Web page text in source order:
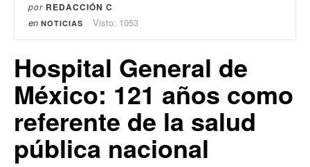
por REDACCIÓN C
en NOTICIAS Visto: 1053
Hospital General de
México: 121 años como
referente de la salud
pública nacional